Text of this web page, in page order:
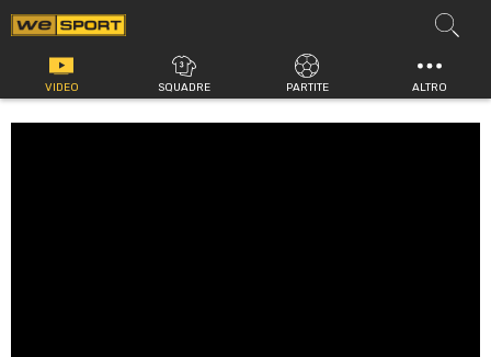
Vai
al
contenuto
VIDEO SQUADRE PARTITE ALTRO